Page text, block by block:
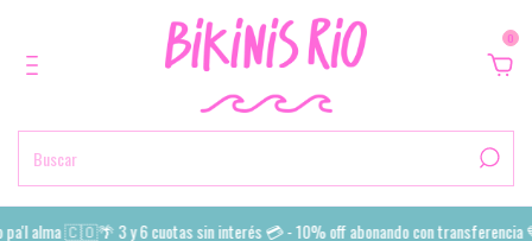
0
alma 🇨🇴🌴 3 y 6 cuotas sin interés 💳 - 10% off abonando con transferencia